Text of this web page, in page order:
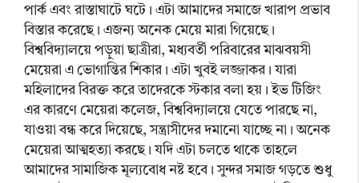
পার্ক এবং রাস্তাঘাটে ঘটে। এটা আমাদের সমাজে খারাপ প্রভাব
বিস্তার করেছে। এজন্য অনেক মেয়ে মারা গিয়েছে।
বিশ্ববিদ্যালয়ে পড়ুয়া ছাত্রীরা, মধ্যবর্তী পরিবারের মাঝবয়সী
মেয়েরা এ ভোগান্তির শিকার। এটা খুবই লজ্জাকর। যারা
মহিলাদের বিরক্ত করে তাদেরকে স্টকার বলা হয়। ইভ টিজিং
এর কারণে মেয়েরা কলেজ, বিশ্ববিদ্যালয়ে যেতে পারছে না,
যাওয়া বন্ধ করে দিয়েছে, সন্ত্রাসীদের দমানো যাচ্ছে না। অনেক
মেয়েরা আত্মহত্যা করছে। যদি এটা চলতে থাকে তাহলে
আমাদের সামাজিক মূল্যবোধ নষ্ট হবে। সুন্দর সমাজ গড়তে শুধু